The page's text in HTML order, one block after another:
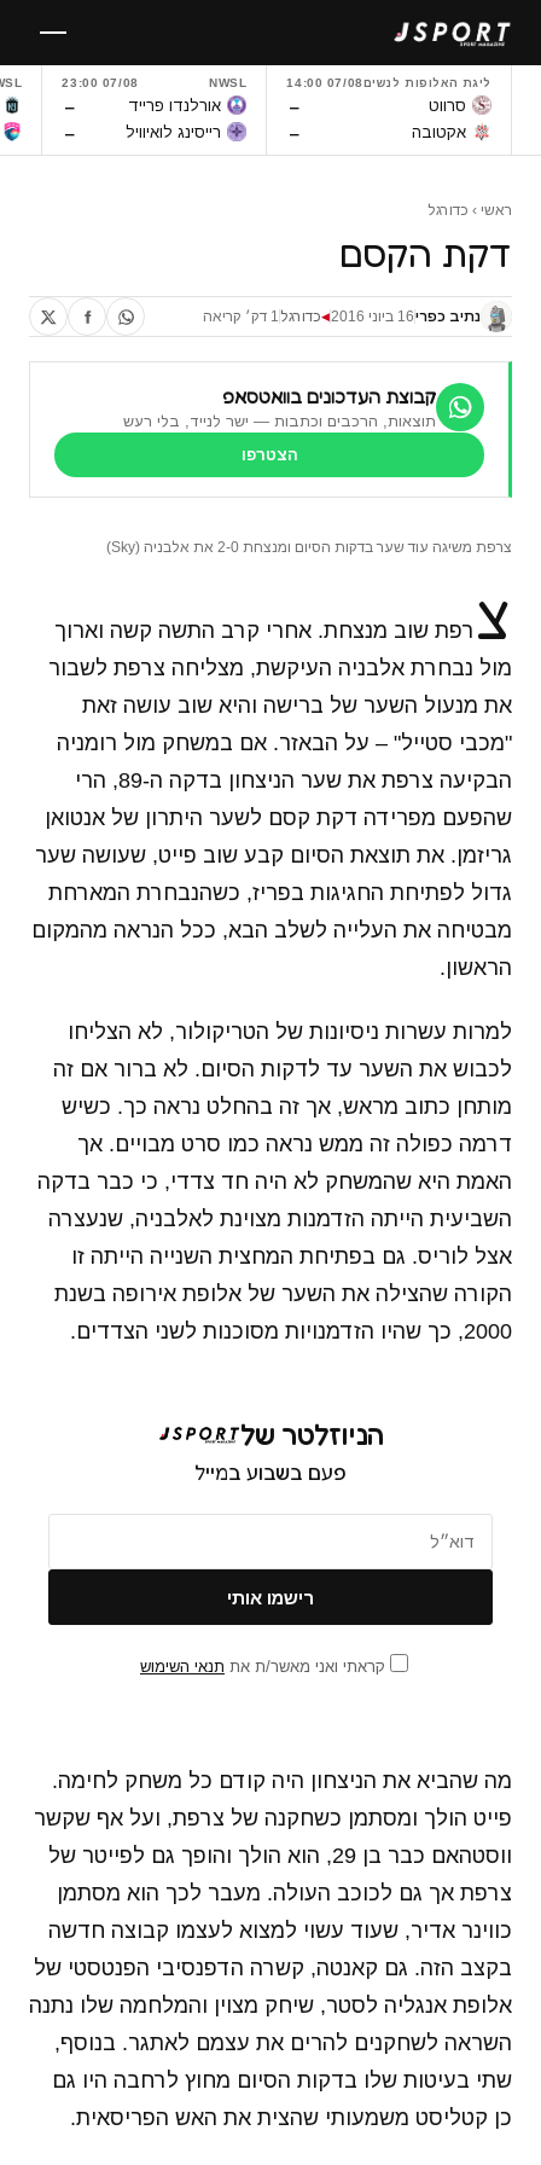
לתוכן
ליגת האלופות לנשים07/08 14:00
סרווט –
אקטובה –
NWSL
07/08 23:00
אורלנדו פרייד –
רייסינג לואיוויל –
ראשי › כדורגל
דקת הקסם
נתיב כפרי16 ביוני 2016 ◀כדורגל 1 דק׳ קריאה
קבוצת העדכונים בוואטסאפ
תוצאות, הרכבים וכתבות — ישר לנייד, בלי רעש
הצטרפו
צרפת משיגה עוד שער בדקות הסיום ומנצחת 2-0 את אלבניה (Sky)
צ רפת שוב מנצחת. אחרי קרב התשה קשה וארוך
מול נבחרת אלבניה העיקשת, מצליחה צרפת לשבור
את מנעול השער של ברישה והיא שוב עושה זאת
"מכבי סטייל" – על הבאזר. אם במשחק מול רומניה
הבקיעה צרפת את שער הניצחון בדקה ה-89, הרי
שהפעם מפרידה דקת קסם לשער היתרון של אנטואן
גריזמן. את תוצאת הסיום קבע שוב פייט, שעושה שער
גדול לפתיחת החגיגות בפריז, כשהנבחרת המארחת
מבטיחה את העלייה לשלב הבא, ככל הנראה מהמקום
הראשון.
למרות עשרות ניסיונות של הטריקולור, לא הצליחו
לכבוש את השער עד לדקות הסיום. לא ברור אם זה
מותחן כתוב מראש, אך זה בהחלט נראה כך. כשיש
דרמה כפולה זה ממש נראה כמו סרט מבויים. אך
האמת היא שהמשחק לא היה חד צדדי, כי כבר בדקה
השביעית הייתה הזדמנות מצוינת לאלבניה, שנעצרה
אצל לוריס. גם בפתיחת המחצית השנייה הייתה זו
הקורה שהצילה את השער של אלופת אירופה בשנת
2000, כך שהיו הזדמנויות מסוכנות לשני הצדדים.
הניוזלטר של
פעם בשבוע במייל
קראתי ואני מאשר/ת את תנאי השימוש
מה שהביא את הניצחון היה קודם כל משחק לחימה.
פייט הולך ומסתמן כשחקנה של צרפת, ועל אף שקשר
ווסטהאם כבר בן 29, הוא הולך והופך גם לפייטר של
צרפת אך גם לכוכב העולה. מעבר לכך הוא מסתמן
כווינר אדיר, שעוד עשוי למצוא לעצמו קבוצה חדשה
בקצב הזה. גם קאנטה, קשרה הדפנסיבי הפנטסטי של
אלופת אנגליה לסטר, שיחק מצוין והמלחמה שלו נתנה
השראה לשחקנים להרים את עצמם לאתגר. בנוסף,
שתי בעיטות שלו בדקות הסיום מחוץ לרחבה היו גם
כן קטליסט משמעותי שהצית את האש הפריסאית.